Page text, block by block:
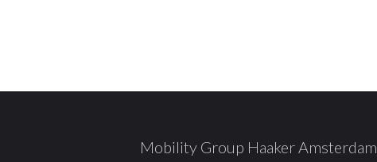
Mobility Group Haaker Amsterdam